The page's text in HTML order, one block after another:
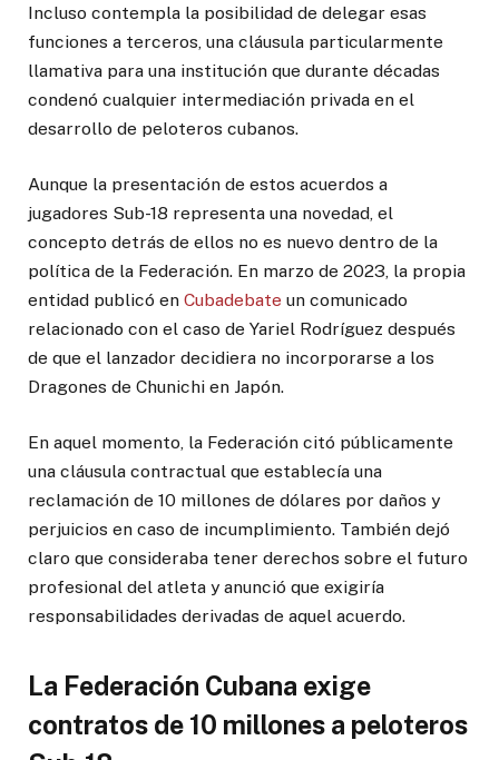
Incluso contempla la posibilidad de delegar esas
funciones a terceros, una cláusula particularmente
llamativa para una institución que durante décadas
condenó cualquier intermediación privada en el
desarrollo de peloteros cubanos.
Aunque la presentación de estos acuerdos a
jugadores Sub-18 representa una novedad, el
concepto detrás de ellos no es nuevo dentro de la
política de la Federación. En marzo de 2023, la propia
entidad publicó en Cubadebate un comunicado
relacionado con el caso de Yariel Rodríguez después
de que el lanzador decidiera no incorporarse a los
Dragones de Chunichi en Japón.
En aquel momento, la Federación citó públicamente
una cláusula contractual que establecía una
reclamación de 10 millones de dólares por daños y
perjuicios en caso de incumplimiento. También dejó
claro que consideraba tener derechos sobre el futuro
profesional del atleta y anunció que exigiría
responsabilidades derivadas de aquel acuerdo.
La Federación Cubana exige
contratos de 10 millones a peloteros